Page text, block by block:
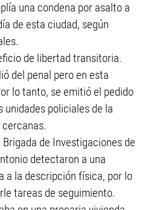
una condena por asalto a
de esta ciudad, según
de libertad transitoria.
del penal pero en esta
lo tanto, se emitió el pedido
unidades policiales de la
de Investigaciones de
detectaron a una
a la descripción física, por lo
tareas de seguimiento.